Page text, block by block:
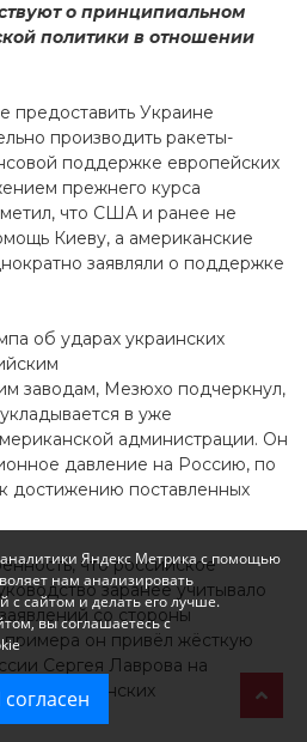
о принципиальном
политики в отношении
Украине
производить ракеты-
поддержке европейских
прежнего курса
что США и ранее не
Киеву, а американские
заявляли о поддержке
об ударах украинских
заводам, Мезюхо подчеркнул,
в уже
администрации. Он
давление на Россию, по
достижению поставленных
что российское
заранее учитывало
со стороны
примера он привёл жёсткую
Сергея Лаврова на
американских
аналитики Яндекс Метрика с помощью
нам анализировать
с сайтом и делать его лучше.
вы соглашаетесь с
согласен